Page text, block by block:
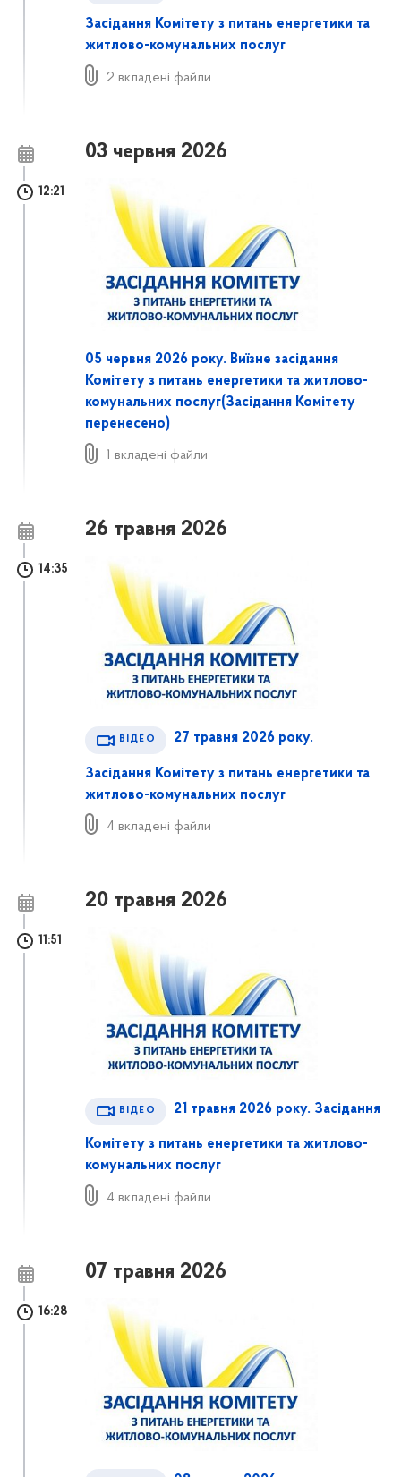
Засідання Комітету з питань енергетики та
житлово-комунальних послуг
2 вкладені файли
03 червня 2026
12:21
05 червня 2026 року. Виїзне засідання
Комітету з питань енергетики та житлово-
комунальних послуг(Засідання Комітету
перенесено)
1 вкладені файли
26 травня 2026
14:35
ВІДЕО 27 травня 2026 року.
Засідання Комітету з питань енергетики та
житлово-комунальних послуг
4 вкладені файли
20 травня 2026
11:51
ВІДЕО 21 травня 2026 року. Засідання
Комітету з питань енергетики та житлово-
комунальних послуг
4 вкладені файли
07 травня 2026
16:28